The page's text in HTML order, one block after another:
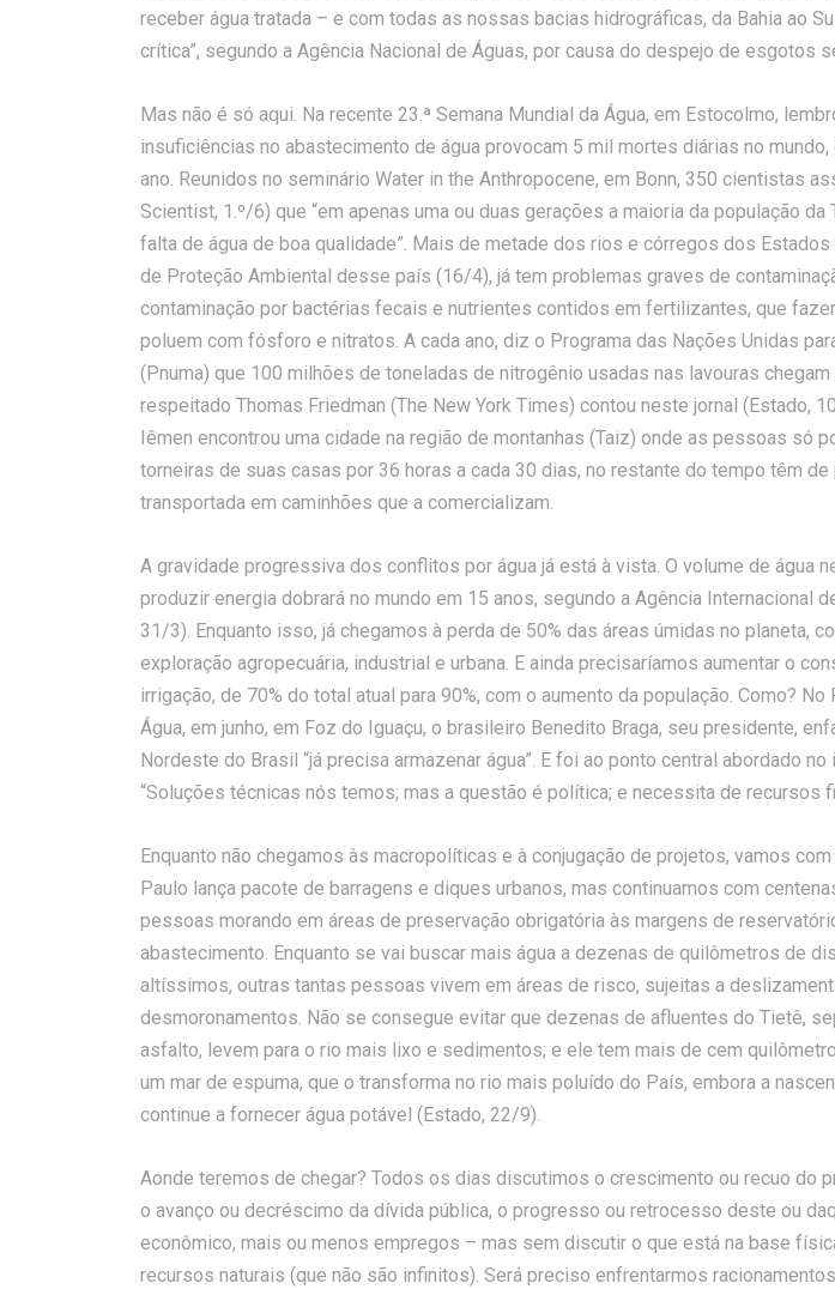
receber água tratada – e com todas as nossas bacias hidrográficas, da Bahia ao
crítica”, segundo a Agência Nacional de Águas, por causa do despejo de esgotos
Mas não é só aqui. Na recente 23.ª Semana Mundial da Água, em Estocolmo,
insuficiências no abastecimento de água provocam 5 mil mortes diárias no
ano. Reunidos no seminário Water in the Anthropocene, em Bonn, 350 cientistas
Scientist, 1.º/6) que “em apenas uma ou duas gerações a maioria da população da
falta de água de boa qualidade”. Mais de metade dos rios e córregos dos
de Proteção Ambiental desse país (16/4), já tem problemas graves de
contaminação por bactérias fecais e nutrientes contidos em fertilizantes, que
poluem com fósforo e nitratos. A cada ano, diz o Programa das Nações Unidas
(Pnuma) que 100 milhões de toneladas de nitrogênio usadas nas lavouras chegam
respeitado Thomas Friedman (The New York Times) contou neste jornal (Estado,
Iêmen encontrou uma cidade na região de montanhas (Taiz) onde as pessoas só
torneiras de suas casas por 36 horas a cada 30 dias, no restante do tempo têm de
transportada em caminhões que a comercializam.
A gravidade progressiva dos conflitos por água já está à vista. O volume de água
produzir energia dobrará no mundo em 15 anos, segundo a Agência Internacional
31/3). Enquanto isso, já chegamos à perda de 50% das áreas úmidas no planeta,
exploração agropecuária, industrial e urbana. E ainda precisaríamos aumentar o
irrigação, de 70% do total atual para 90%, com o aumento da população. Como? No
Água, em junho, em Foz do Iguaçu, o brasileiro Benedito Braga, seu presidente,
Nordeste do Brasil “já precisa armazenar água”. E foi ao ponto central abordado
“Soluções técnicas nós temos; mas a questão é política; e necessita de recursos
Enquanto não chegamos às macropolíticas e à conjugação de projetos, vamos
Paulo lança pacote de barragens e diques urbanos, mas continuamos com
pessoas morando em áreas de preservação obrigatória às margens de
abastecimento. Enquanto se vai buscar mais água a dezenas de quilômetros de
altíssimos, outras tantas pessoas vivem em áreas de risco, sujeitas a
desmoronamentos. Não se consegue evitar que dezenas de afluentes do Tietê,
asfalto, levem para o rio mais lixo e sedimentos; e ele tem mais de cem
um mar de espuma, que o transforma no rio mais poluído do País, embora a
continue a fornecer água potável (Estado, 22/9).
Aonde teremos de chegar? Todos os dias discutimos o crescimento ou recuo do
o avanço ou decréscimo da dívida pública, o progresso ou retrocesso deste ou
econômico, mais ou menos empregos – mas sem discutir o que está na base
recursos naturais (que não são infinitos). Será preciso enfrentarmos